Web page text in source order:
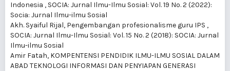
Indonesia , SOCIA: Jurnal Ilmu-Ilmu Sosial: Vol. 19 No. 2 (2022):
Socia: Jurnal Ilmu-ilmu Sosial
Akh. Syaiful Rijal, Pengembangan profesionalisme guru IPS ,
SOCIA: Jurnal Ilmu-Ilmu Sosial: Vol. 15 No. 2 (2018): SOCIA: Jurnal
Ilmu-ilmu Sosial
Amir Fatah, KOMPENTENSI PENDIDIK ILMU-ILMU SOSIAL DALAM
ABAD TEKNOLOGI INFORMASI DAN PENYIAPAN GENERASI